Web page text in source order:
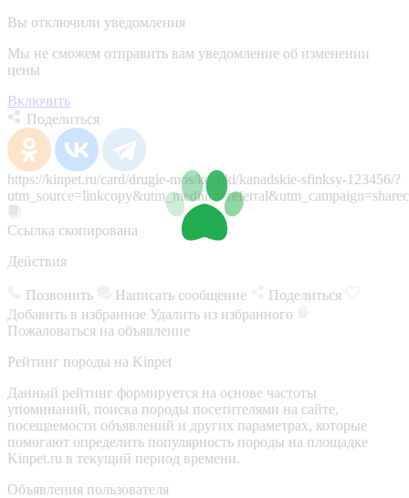
Вы отключили уведомления
Мы не сможем отправить вам уведомление об изменении
цены
Включить
Поделиться
https://kinpet.ru/card/drugie-mos/koshki/kanadskie-sfinksy-123456/?
Ссылка скопирована
Действия
Позвонить Написать сообщение
Поделиться
Добавить в избранное Удалить из избранного
Пожаловаться на объявление
Рейтинг породы на Kinpet
Данный рейтинг формируется на основе частоты
упоминаний, поиска породы посетителями на сайте,
посещаемости объявлений и других параметрах, которые
помогают определить популярность породы на площадке
Kinpet.ru в текущий период времени.
Объявления пользователя